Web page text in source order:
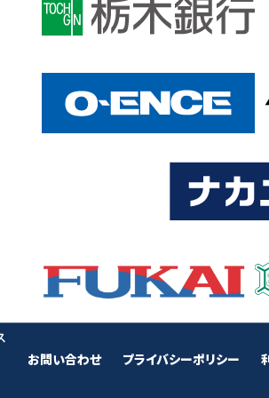
お問い合わせ プライバシーポリシー